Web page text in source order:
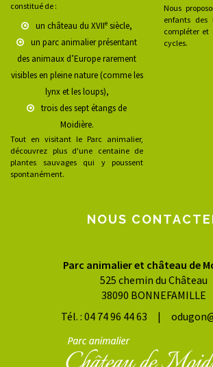
constitué de :
un château du XVIIe siècle,
un parc animalier présentant
des animaux d’Europe rarement
visibles en pleine nature (comme les
lynx et les loups),
trois des sept étangs de
Moidière.
Tout en visitant le Parc animalier,
découvrez plus d'une centaine de
plantes sauvages qui y poussent
spontanément.
Nous
enfants des
compléter et
cycles.
NOUS
Parc animalier et château de
525 chemin du Château
38090 BONNEFAMILLE
Tél. : 04 74 96 44 63 |